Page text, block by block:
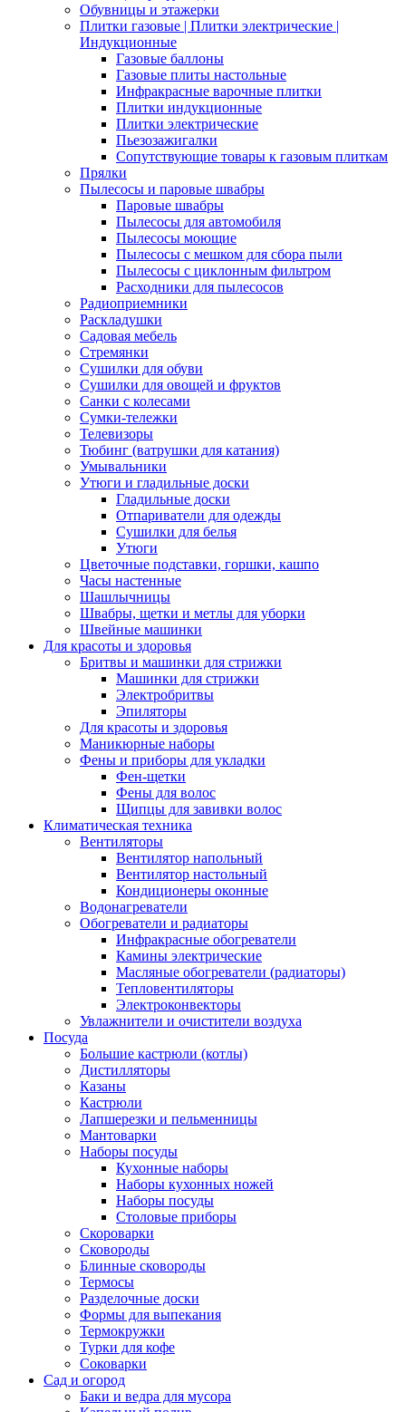
Обувницы и этажерки
Плитки газовые | Плитки электрические |
Индукционные
Газовые баллоны
Газовые плиты настольные
Инфракрасные варочные плитки
Плитки индукционные
Плитки электрические
Пьезозажигалки
Сопутствующие товары к газовым плиткам
Прялки
Пылесосы и паровые швабры
Паровые швабры
Пылесосы для автомобиля
Пылесосы моющие
Пылесосы с мешком для сбора пыли
Пылесосы с циклонным фильтром
Расходники для пылесосов
Радиоприемники
Раскладушки
Садовая мебель
Стремянки
Сушилки для обуви
Сушилки для овощей и фруктов
Санки с колесами
Сумки-тележки
Телевизоры
Тюбинг (ватрушки для катания)
Умывальники
Утюги и гладильные доски
Гладильные доски
Отпариватели для одежды
Сушилки для белья
Утюги
Цветочные подставки, горшки, кашпо
Часы настенные
Шашлычницы
Швабры, щетки и метлы для уборки
Швейные машинки
Для красоты и здоровья
Бритвы и машинки для стрижки
Машинки для стрижки
Электробритвы
Эпиляторы
Для красоты и здоровья
Маникюрные наборы
Фены и приборы для укладки
Фен-щетки
Фены для волос
Щипцы для завивки волос
Климатическая техника
Вентиляторы
Вентилятор напольный
Вентилятор настольный
Кондиционеры оконные
Водонагреватели
Обогреватели и радиаторы
Инфракрасные обогреватели
Камины электрические
Масляные обогреватели (радиаторы)
Тепловентиляторы
Электроконвекторы
Увлажнители и очистители воздуха
Посуда
Большие кастрюли (котлы)
Дистилляторы
Казаны
Кастрюли
Лапшерезки и пельменницы
Мантоварки
Наборы посуды
Кухонные наборы
Наборы кухонных ножей
Наборы посуды
Столовые приборы
Скороварки
Сковороды
Блинные сковороды
Термосы
Разделочные доски
Формы для выпекания
Термокружки
Турки для кофе
Соковарки
Сад и огород
Баки и ведра для мусора